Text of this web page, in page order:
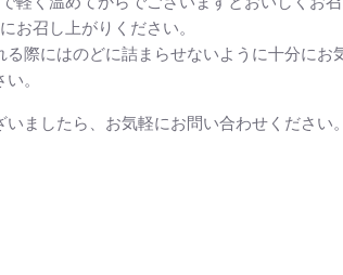
お召し上がりください。
際にはのどに詰まらせないように十分にお
。
ましたら、お気軽にお問い合わせください